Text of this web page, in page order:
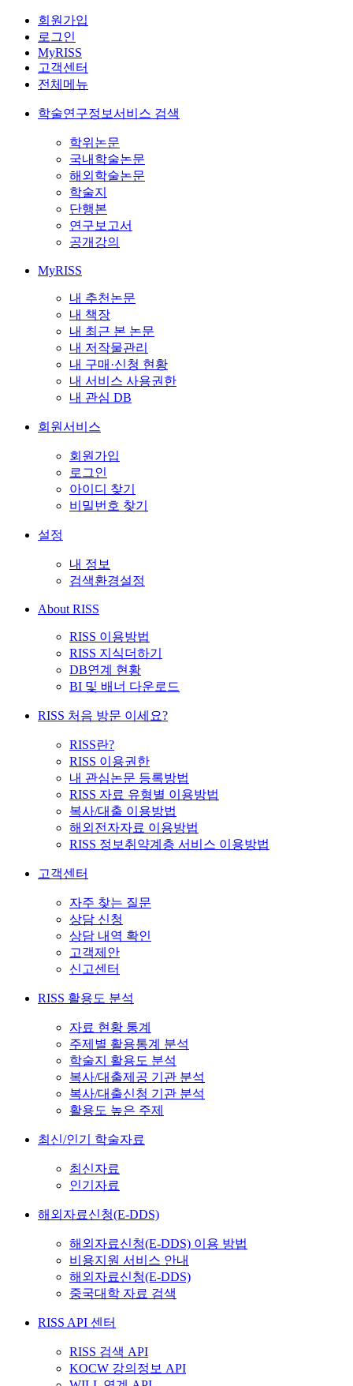
회원가입
로그인
MyRISS
고객센터
전체메뉴
학술연구정보서비스 검색
학위논문
국내학술논문
해외학술논문
학술지
단행본
연구보고서
공개강의
MyRISS
내 추천논문
내 책장
내 최근 본 논문
내 저작물관리
내 구매·신청 현황
내 서비스 사용권한
내 관심 DB
회원서비스
회원가입
로그인
아이디 찾기
비밀번호 찾기
설정
내 정보
검색환경설정
About RISS
RISS 이용방법
RISS 지식더하기
DB연계 현황
BI 및 배너 다운로드
RISS 처음 방문 이세요?
RISS란?
RISS 이용권한
내 관심논문 등록방법
RISS 자료 유형별 이용방법
복사/대출 이용방법
해외전자자료 이용방법
RISS 정보취약계층 서비스 이용방법
고객센터
자주 찾는 질문
상담 신청
상담 내역 확인
고객제안
신고센터
RISS 활용도 분석
자료 현황 통계
주제별 활용통계 분석
학술지 활용도 분석
복사/대출제공 기관 분석
복사/대출신청 기관 분석
활용도 높은 주제
최신/인기 학술자료
최신자료
인기자료
해외자료신청(E-DDS)
해외자료신청(E-DDS) 이용 방법
비용지원 서비스 안내
해외자료신청(E-DDS)
중국대학 자료 검색
RISS API 센터
RISS 검색 API
KOCW 강의정보 API